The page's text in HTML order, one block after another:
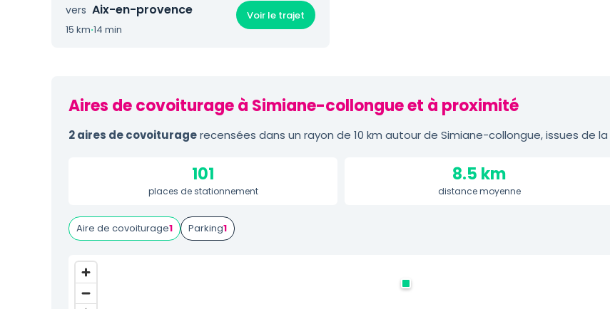
vers Aix-en-provence
15 km·14 min
Voir le trajet
Aires de covoiturage à Simiane-collongue et à proximité
2 aires de covoituragerecensées dans un rayon de 10 km autour de Simiane-collongue, issues de la
101
places de stationnement
8.5 km
distance moyenne
Aire de covoiturage1 Parking1